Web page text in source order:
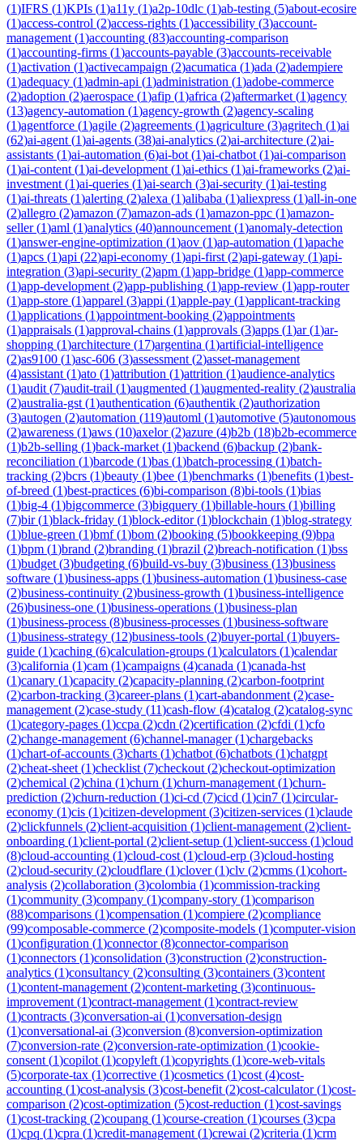
(1)IFRS (1)KPIs (1)a11y (1)a2p-10dlc (1)ab-testing (5)about-ecosire
(1)access-control (2)access-rights (1)accessibility (3)account-
management (1)accounting (83)accounting-comparison
(1)accounting-firms (1)accounts-payable (3)accounts-receivable
(1)activation (1)activecampaign (2)acumatica (1)ada (2)adempiere
(1)adequacy (1)admin-api (1)administration (1)adobe-commerce
(2)adoption (2)aerospace (1)afip (1)africa (2)aftermarket (1)agency
(13)agency-automation (1)agency-growth (2)agency-scaling
(1)agentforce (1)agile (2)agreements (1)agriculture (3)agritech (1)ai
(62)ai-agent (1)ai-agents (38)ai-analytics (2)ai-architecture (2)ai-
assistants (1)ai-automation (6)ai-bot (1)ai-chatbot (1)ai-comparison
(1)ai-content (1)ai-development (1)ai-ethics (1)ai-frameworks (2)ai-
investment (1)ai-queries (1)ai-search (3)ai-security (1)ai-testing
(1)ai-threats (1)alerting (2)alexa (1)alibaba (1)aliexpress (1)all-in-one
(2)allegro (2)amazon (7)amazon-ads (1)amazon-ppc (1)amazon-
seller(1)aml (1)analytics (40)announcement (1)anomaly-detection
(1)answer-engine-optimization (1)aov (1)ap-automation (1)apache
(1)apcs (1)api (22)api-economy (1)api-first (2)api-gateway (1)api-
integration (3)api-security (2)apm (1)app-bridge (1)app-commerce
(1)app-development (2)app-publishing (1)app-review (1)app-router
(1)app-store (1)apparel (3)appi (1)apple-pay (1)applicant-tracking
(1)applications (1)appointment-booking (2)appointments
(1)appraisals (1)approval-chains (1)approvals (3)apps (1)ar(1)ar-
shopping (1)architecture (17)argentina (1)artificial-intelligence
(2)as9100 (1)asc-606 (3)assessment (2)asset-management
(4)assistant (1)ato (1)attribution (1)attrition (1)audience-analytics
(1)audit (7)audit-trail (1)augmented (1)augmented-reality (2)australia
(2)australia-gst (1)authentication (6)authentik (2)authorization
(3)autogen (2)automation (119)automl (1)automotive (5)autonomous
(2)awareness (1)aws (10)axelor(2)azure (4)b2b (18)b2b-ecommerce
(1)b2b-selling (1)back-market (1)backend (6)backup (2)bank-
reconciliation (1)barcode (1)bas (1)batch-processing (1)batch-
tracking (2)bcrs (1)beauty (1)bee (1)benchmarks (1)benefits (1)best-
of-breed (1)best-practices (6)bi-comparison (8)bi-tools (1)bias
(1)big-4 (1)bigcommerce (3)bigquery (1)billable-hours (1)billing
(7)bir(1)black-friday (1)block-editor(1)blockchain (1)blog-strategy
(1)blue-green (1)bmf(1)bom (2)booking (5)bookkeeping (9)bpa
(1)bpm (1)brand (2)branding (1)brazil (2)breach-notification (1)bss
(1)budget (3)budgeting (6)build-vs-buy (3)business (13)business
software (1)business-apps (1)business-automation (1)business-case
(2)business-continuity (2)business-growth (1)business-intelligence
(26)business-one (1)business-operations (1)business-plan
(1)business-process (8)business-processes (1)business-software
(1)business-strategy (12)business-tools (2)buyer-portal (1)buyers-
guide (1)caching (6)calculation-groups (1)calculators (1)calendar
(3)california (1)cam (1)campaigns (4)canada (1)canada-hst
(1)canary (1)capacity (2)capacity-planning (2)carbon-footprint
(2)carbon-tracking (3)career-plans (1)cart-abandonment (2)case-
management (2)case-study (11)cash-flow (4)catalog (2)catalog-sync
(1)category-pages (1)ccpa (2)cdn (2)certification (2)cfdi (1)cfo
(2)change-management (6)channel-manager(1)chargebacks
(1)chart-of-accounts (3)charts (1)chatbot (6)chatbots (1)chatgpt
(2)cheat-sheet (1)checklist (7)checkout (2)checkout-optimization
(2)chemical (2)china (1)churn (1)churn-management (1)churn-
prediction (2)churn-reduction (1)ci-cd (7)cicd (1)cin7 (1)circular-
economy (1)cis (1)citizen-development (3)citizen-services (1)claude
(2)clickfunnels (2)client-acquisition (1)client-management (2)client-
onboarding (1)client-portal (2)client-setup (1)client-success (1)cloud
(8)cloud-accounting (1)cloud-cost (1)cloud-erp (3)cloud-hosting
(2)cloud-security (2)cloudflare (1)clover(1)clv (2)cmms (1)cohort-
analysis (2)collaboration (3)colombia (1)commission-tracking
(1)community (3)company (1)company-story (1)comparison
(88)comparisons (1)compensation (1)compiere (2)compliance
(99)composable-commerce (2)composite-models (1)computer-vision
(1)configuration (1)connector(8)connector-comparison
(1)connectors (1)consolidation (3)construction (2)construction-
analytics (1)consultancy (2)consulting (3)containers (3)content
(1)content-management (2)content-marketing (3)continuous-
improvement (1)contract-management (1)contract-review
(1)contracts (3)conversation-ai (1)conversation-design
(1)conversational-ai (3)conversion (8)conversion-optimization
(7)conversion-rate (2)conversion-rate-optimization (1)cookie-
consent (1)copilot (1)copyleft (1)copyrights (1)core-web-vitals
(5)corporate-tax (1)corrective (1)cosmetics (1)cost (4)cost-
accounting (1)cost-analysis (3)cost-benefit (2)cost-calculator(1)cost-
comparison (2)cost-optimization (5)cost-reduction (1)cost-savings
(1)cost-tracking (2)coupang (1)course-creation (1)courses (3)cpa
(1)cpq (1)cpra (1)credit-management (1)crewai (2)criteria (1)crm